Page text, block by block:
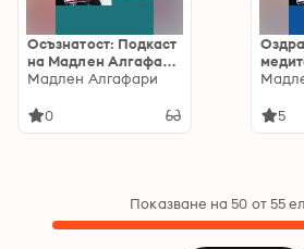
Осъзнатост: Подкаст
на Мадлен Алгафари
S03E02
Мадлен Алгафари
0 5
Показване на 50 от 55